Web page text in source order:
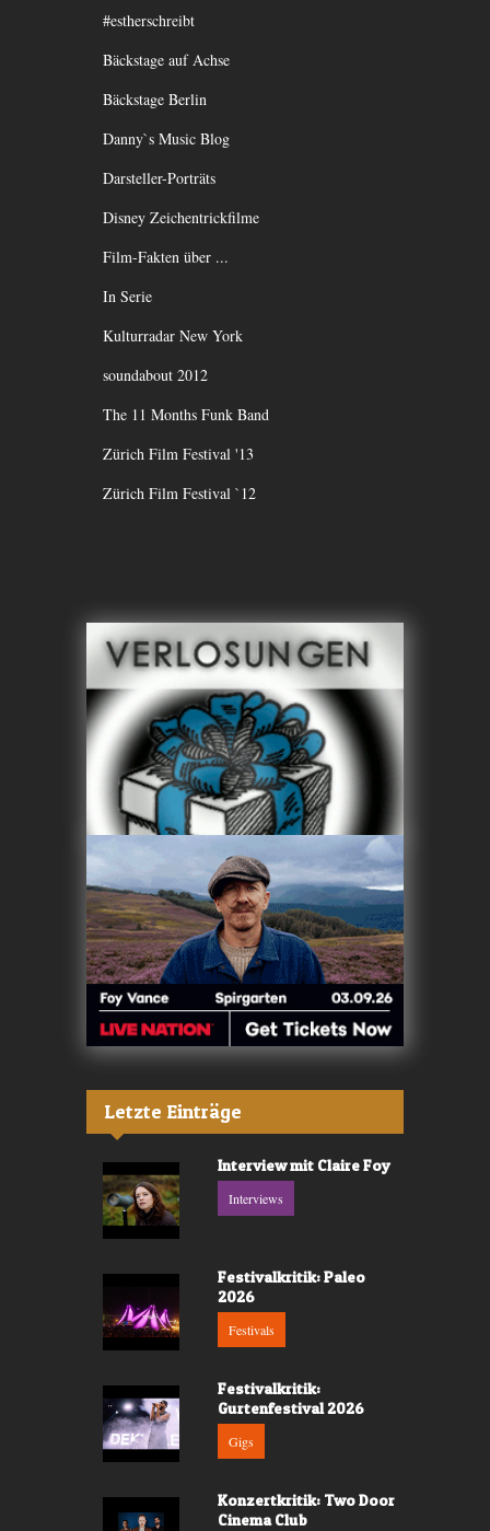
#estherschreibt
Bäckstage auf Achse
Bäckstage Berlin
Danny`s Music Blog
Darsteller-Porträts
Disney Zeichentrickfilme
Film-Fakten über ...
In Serie
Kulturradar New York
soundabout 2012
The 11 Months Funk Band
Zürich Film Festival '13
Zürich Film Festival `12
Letzte Einträge
Interview mit Claire Foy
Interviews
Festivalkritik: Paleo
2026
Festivals
Festivalkritik:
Gurtenfestival 2026
Gigs
Konzertkritik: Two Door
Cinema Club